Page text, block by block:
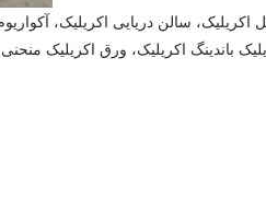
اکریلیک، سالن دریایی اکریلیک،